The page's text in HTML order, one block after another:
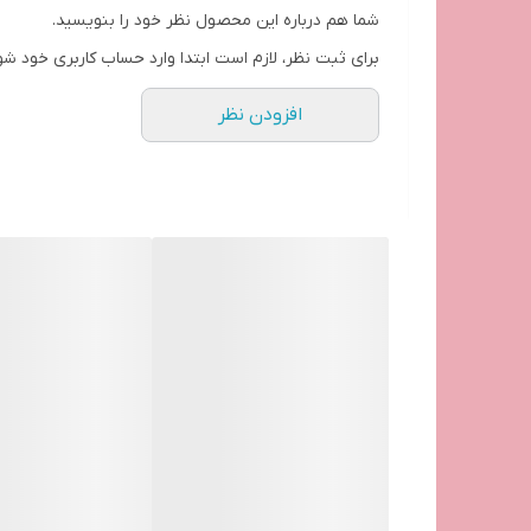
شما هم درباره این محصول نظر خود را بنویسید.
برای ثبت نظر، لازم است ابتدا وارد حساب کاربری خود
افزودن نظر